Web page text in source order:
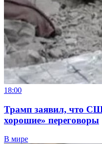
18:00
Трамп заявил, что
хорошие» переговоры
В мире